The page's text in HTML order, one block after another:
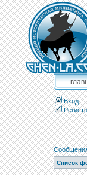
Вход
Список